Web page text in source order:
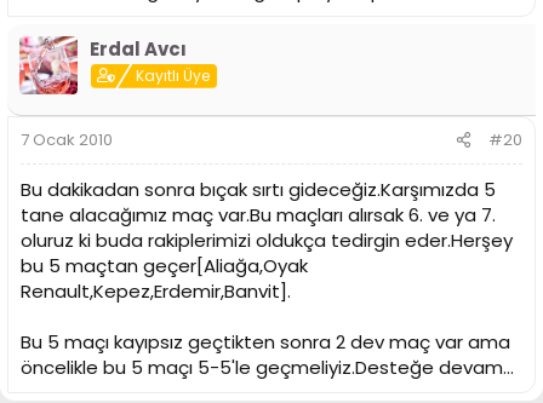
13 MERSİN BÜYÜKŞEHİR BLD. 16
14 KEPEZ BELEDİYE 15
15 DARÜŞŞAFAKA COOPER TIRES 14
(Fülker,Efes,Aliağa ve Kepez'in maç eksiği var şu an bu
tabloda.)
Önümüzdeki 17 maçın 13ünü alsak buradan 30.
Tahkimdende 5 puan kararı çıksa 35. 35+9=44 Ligde
kalmaya yeterde play-off a yetermi?
Geçen sene tam 44 puanla play-off a girdi Daçka.
Erdal Avcı
Kayıtlı Üye
7 Ocak 2010 #20
Bu dakikadan sonra bıçak sırtı gideceğiz.Karşımızda 5
tane alacağımız maç var.Bu maçları alırsak 6. ve ya 7.
oluruz ki buda rakiplerimizi oldukça tedirgin eder.Herşey
bu 5 maçtan geçer[Aliağa,Oyak
Renault,Kepez,Erdemir,Banvit].
Bu 5 maçı kayıpsız geçtikten sonra 2 dev maç var ama
öncelikle bu 5 maçı 5-5'le geçmeliyiz.Desteğe devam...